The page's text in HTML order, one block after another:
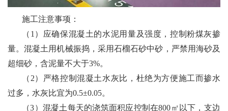
施工注意事项：
（1）应确保混凝土的水泥用量及强度，控制粉煤灰掺
量。混凝土用机械振捣，采用石榴石砂中砂，严禁用海砂及
超细砂，含泥量不大于3%。
（2）严格控制混凝土水灰比，杜绝为方便施工而掺水
过多，水灰比宜为0.5±0.05。
（3）混凝土每天的浇筑面积应控制在800㎡以下，支边